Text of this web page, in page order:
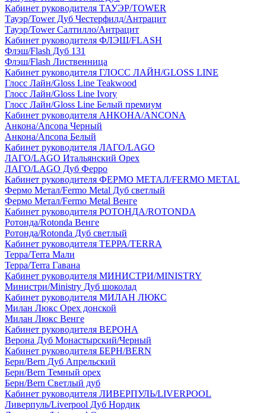
Кабинет руководителя ТАУЭР/TOWER
Тауэр/Tower Дуб Честерфилд/Антрацит
Тауэр/Tower Салтилло/Антрацит
Кабинет руководителя ФЛЭШ/FLASH
Флэш/Flash Дуб 131
Флэш/Flash Лиственница
Кабинет руководителя ГЛОСС ЛАЙН/GLOSS LINE
Глосс Лайн/Gloss Line Teakwood
Глосс Лайн/Gloss Line Ivory
Глосс Лайн/Gloss Line Белый премиум
Кабинет руководителя АНКОНА/ANCONA
Анкона/Ancona Черный
Анкона/Ancona Белый
Кабинет руководителя ЛАГО/LAGO
ЛАГО/LAGO Итальянский Орех
ЛАГО/LAGO Дуб Ферро
Кабинет руководителя ФЕРМО МЕТАЛ/FERMO METAL
Фермо Метал/Fermo Metal Дуб светлый
Фермо Метал/Fermo Metal Венге
Кабинет руководителя РОТОНДА/ROTONDA
Ротонда/Rotonda Венге
Ротонда/Rotonda Дуб светлый
Кабинет руководителя ТЕРРА/TERRA
Терра/Terra Мали
Терра/Terra Гавана
Кабинет руководителя МИНИСТРИ/MINISTRY
Министри/Ministry Дуб шоколад
Кабинет руководителя МИЛАН ЛЮКС
Милан Люкс Орех донской
Милан Люкс Венге
Кабинет руководителя ВЕРОНА
Верона Дуб Монастырский/Черный
Кабинет руководителя БЕРН/BERN
Берн/Bern Дуб Апрельский
Берн/Bern Темный орех
Берн/Bern Светлый дуб
Кабинет руководителя ЛИВЕРПУЛЬ/LIVERPOOL
Ливерпуль/Liverpool Дуб Нордик